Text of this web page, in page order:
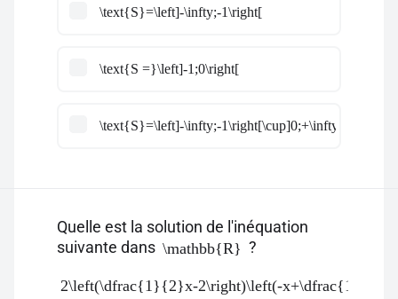
\text{S}=\left]-\infty;-1\right[
\text{S =}\left]-1;0\right[
\text{S}=\left]-\infty;-1\right[\cup]0;+\infty[
Quelle est la solution de l'inéquation
suivante dans \mathbb{R} ?
2\left(\dfrac{1}{2}x-2\right)\left(-